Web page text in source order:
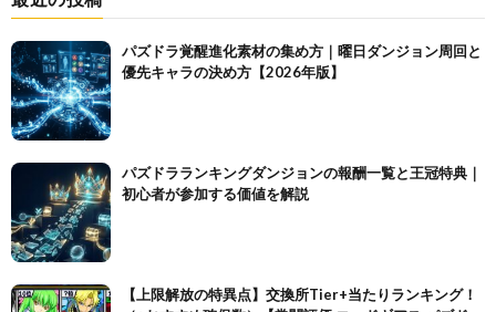
パズドラ覚醒進化素材の集め方｜曜日ダンジョン周回と
優先キャラの決め方【2026年版】
パズドラランキングダンジョンの報酬一覧と王冠特典｜
初心者が参加する価値を解説
【上限解放の特異点】交換所Tier+当たりランキング！